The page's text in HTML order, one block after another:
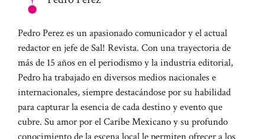
Pedro Perez es un apasionado comunicador y el actual
redactor en jefe de Sal! Revista. Con una trayectoria de
más de 15 años en el periodismo y la industria editorial,
Pedro ha trabajado en diversos medios nacionales e
internacionales, siempre destacándose por su habilidad
para capturar la esencia de cada destino y evento que
cubre. Su amor por el Caribe Mexicano y su profundo